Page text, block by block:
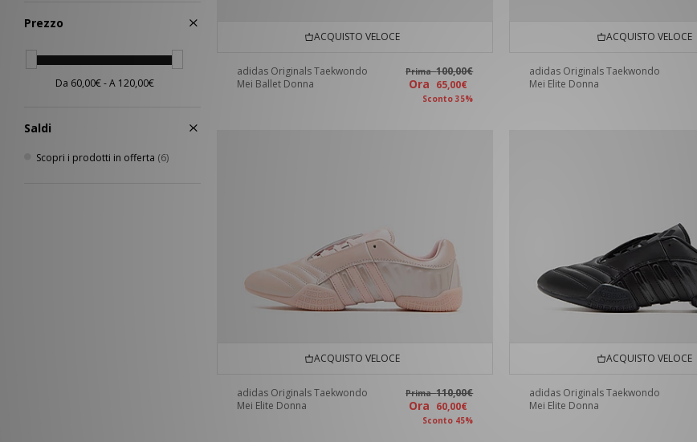
Prezzo
Saldi
Scopri i prodotti in offerta (6)
ACQUISTO VELOCE
adidas Originals Taekwondo
Mei Ballet Donna
Prima100,00€
Ora 65,00€
Sconto 35%
ACQUISTO VELOCE
adidas Originals Taekwondo
Mei Elite Donna
ACQUISTO VELOCE
adidas Originals Taekwondo
Mei Elite Donna
Prima110,00€
Ora 60,00€
Sconto 45%
ACQUISTO VELOCE
adidas Originals Taekwondo
Mei Elite Donna